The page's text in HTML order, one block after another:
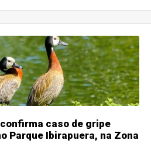
caso de gripe
Parque Ibirapuera, na Zona